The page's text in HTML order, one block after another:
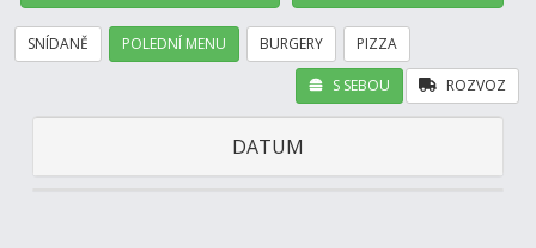
SNÍDANĚ POLEDNÍ MENU BURGERY PIZZA
ROZVOZ
S SEBOU
DATUM